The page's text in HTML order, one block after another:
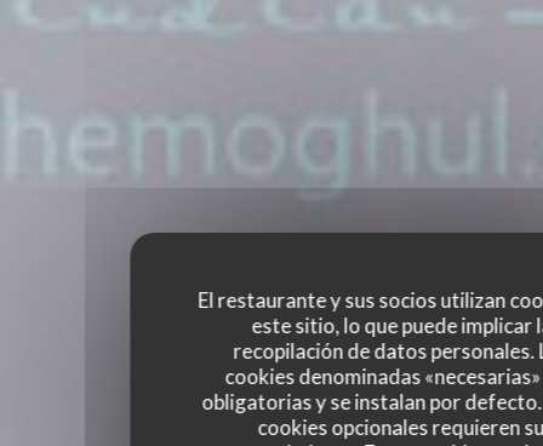
El restaurante y sus socios utilizan
este sitio, lo que puede implicar
recopilación de datos personales.
cookies denominadas
obligatorias y se instalan por
cookies opcionales requieren